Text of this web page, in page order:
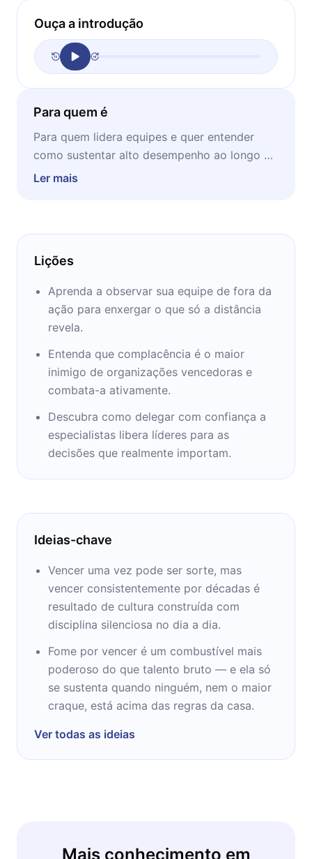
Ouça a introdução
Para quem é
Para quem lidera equipes e quer entender
como sustentar alto desempenho ao longo do
tempo, não apenas em momentos de crise, e
Ler mais
Lições
Aprenda a observar sua equipe de fora da
ação para enxergar o que só a distância
revela.
Entenda que complacência é o maior
inimigo de organizações vencedoras e
combata-a ativamente.
Descubra como delegar com confiança a
especialistas libera líderes para as
decisões que realmente importam.
Ideias-chave
Vencer uma vez pode ser sorte, mas
vencer consistentemente por décadas é
resultado de cultura construída com
disciplina silenciosa no dia a dia.
Fome por vencer é um combustível mais
poderoso do que talento bruto — e ela só
se sustenta quando ninguém, nem o maior
craque, está acima das regras da casa.
Ver todas as ideias
Mais conhecimento em